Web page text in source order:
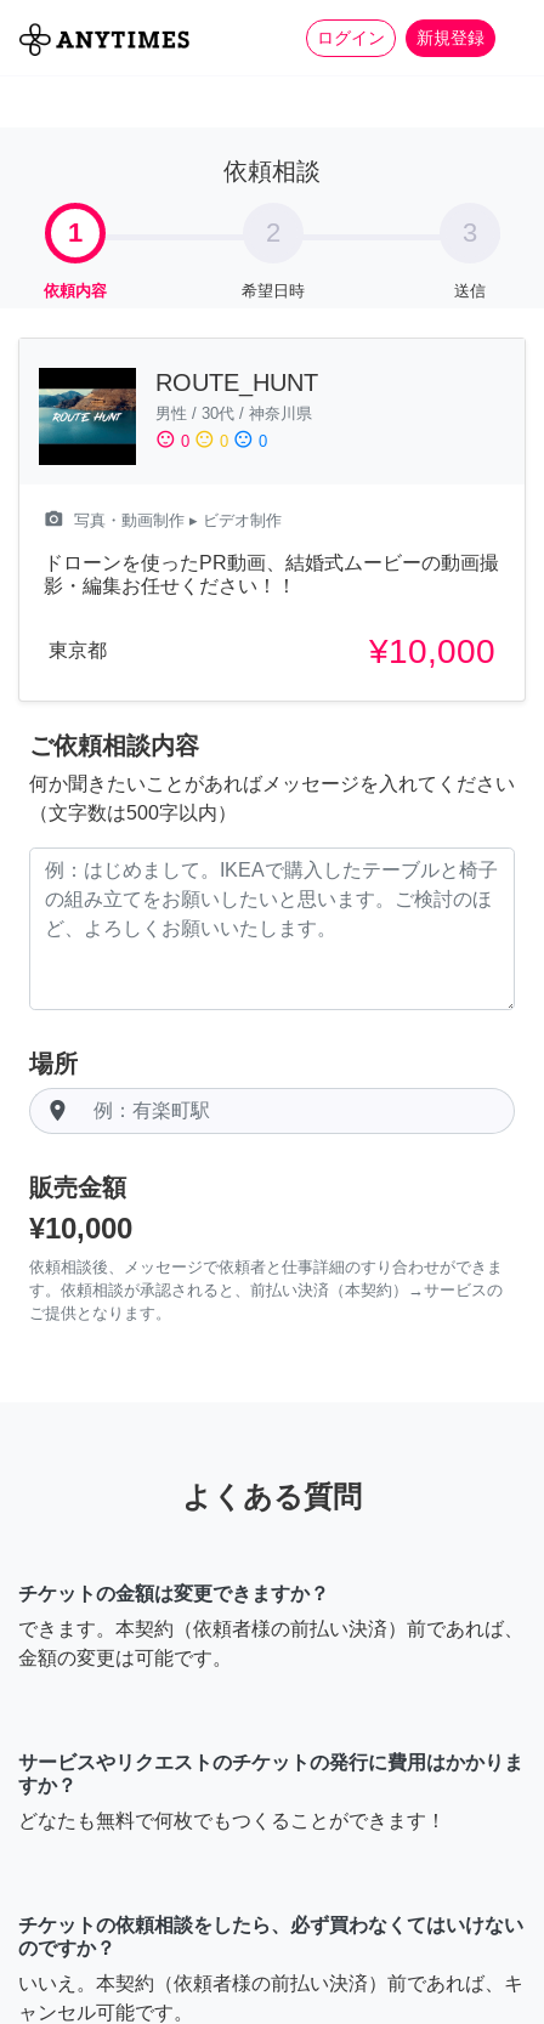
ログイン 新規登録
全て 家事 more_horiz
依頼相談
1
依頼内容
2
希望日時
3
送信
ROUTE_HUNT
男性 / 30代 / 神奈川県
sentiment_satisfied 0 sentiment_neutral 0 sentiment_dissatisfied 0
camera_alt 写真・動画制作 ▸ ビデオ制作
ドローンを使ったPR動画、結婚式ムービーの動画撮
影・編集お任せください！！
東京都 ¥10,000
ご依頼相談内容
何か聞きたいことがあればメッセージを入れてください
（文字数は500字以内）
場所
room
販売金額
¥10,000
依頼相談後、メッセージで依頼者と仕事詳細のすり合わせができま
す。依頼相談が承認されると、前払い決済（本契約）→サービスの
ご提供となります。
よくある質問
チケットの金額は変更できますか？
できます。本契約（依頼者様の前払い決済）前であれば、
金額の変更は可能です。
サービスやリクエストのチケットの発行に費用はかかりま
すか？
どなたも無料で何枚でもつくることができます！
チケットの依頼相談をしたら、必ず買わなくてはいけない
のですか？
いいえ。本契約（依頼者様の前払い決済）前であれば、キ
ャンセル可能です。